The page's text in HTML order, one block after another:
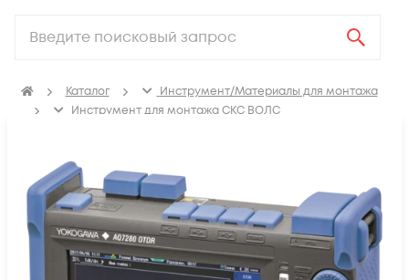
Каталог
Инструмент/Материалы для монтажа
Инструмент для монтажа СКС ВОЛС